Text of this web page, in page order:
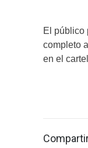
El público
completo
en el